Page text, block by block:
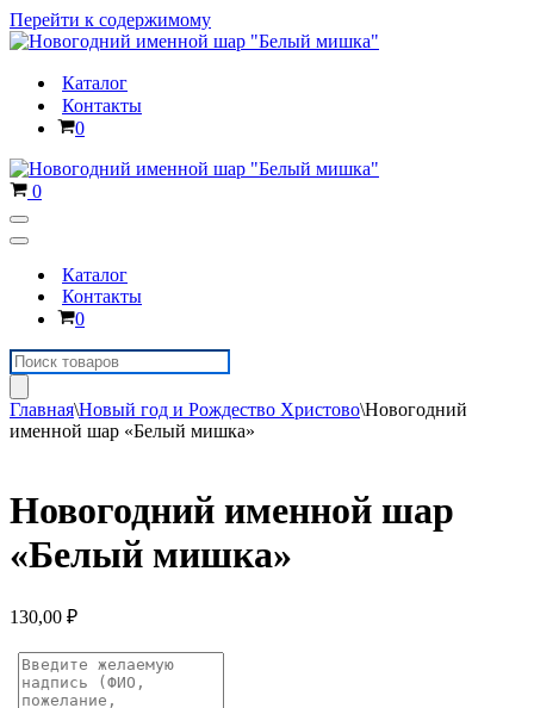
Перейти к содержимому
Каталог
Контакты
Корзина
0
Корзина
0
Меню
навигации
Меню
навигацииКаталог
Контакты
Корзина
0
Поиск
товаров
Главная\Новый год и Рождество Христово\Новогодний
именной шар «Белый мишка»
Новогодний именной шар
«Белый мишка»
130,00 ₽